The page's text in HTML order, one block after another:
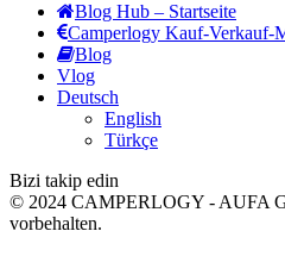
Blog Hub – Startseite
Camperlogy Kauf-Verkauf-
Blog
Vlog
Deutsch
English
Türkçe
Bizi takip edin
© 2024 CAMPERLOGY - AUFA
vorbehalten.